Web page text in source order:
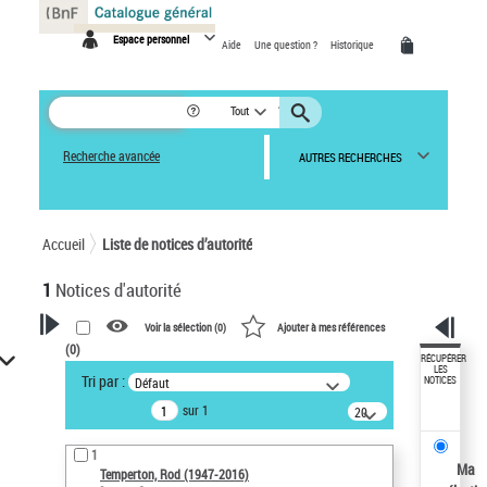
Espace personnel Aide Une question ? Historique
Tout
Recherche avancée AUTRES RECHERCHES
Accueil Liste de notices d’autorité
1 Notices d'autorité
VOTRE RECHERCHE
Recherche avancée dans les
notices d’autorité
Œuvres liées à l'auteur :
Temperton, Rod (1947-2016)
Voir la sélection (0) Ajouter à mes références
(0)
Tri par : Défaut
sur 1
20
résultats/page
1
Temperton, Rod (1947-2016)
RÉCUPÉRER
LES
NOTICES
Ma
Panneau de gestion des cookies